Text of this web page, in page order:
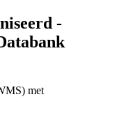
-
met